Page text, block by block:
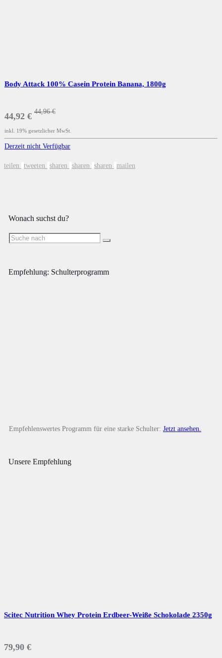
Body Attack 100% Casein Protein Banana, 1800g
44,92 € 44,96 €
inkl. 19% gesetzlicher MwSt.
Derzeit nicht Verfügbar
teilen tweeten sharen sharen sharen mailen
Wonach suchst du?
Empfehlung: Schulterprogramm
Empfehlenswertes Programm für eine starke Schulter: Jetzt ansehen.
Unsere Empfehlung
Scitec Nutrition Whey Protein Erdbeer-Weiße Schokolade 2350g
79,90 €